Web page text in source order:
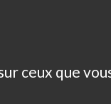
ceux que